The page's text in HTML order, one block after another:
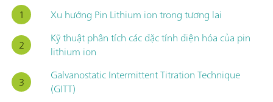
Xu hướng Pin Lithium ion trong tương lai
Kỹ thuật phân tích các đặc tính điện hóa của pin
lithium ion
Galvanostatic Intermittent Titration Technique
(GITT)